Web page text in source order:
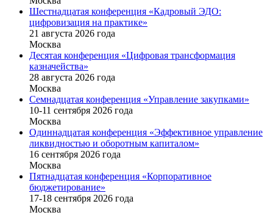
Шестнадцатая конференция «Кадровый ЭДО:
цифровизация на практике»
21 августа 2026 года
Москва
Десятая конференция «Цифровая трансформация
казначейства»
28 августа 2026 года
Москва
Семнадцатая конференция «Управление закупками»
10-11 сентября 2026 года
Москва
Одиннадцатая конференция «Эффективное управление
ликвидностью и оборотным капиталом»
16 cентября 2026 года
Москва
Пятнадцатая конференция «Корпоративное
бюджетирование»
17-18 сентября 2026 года
Москва